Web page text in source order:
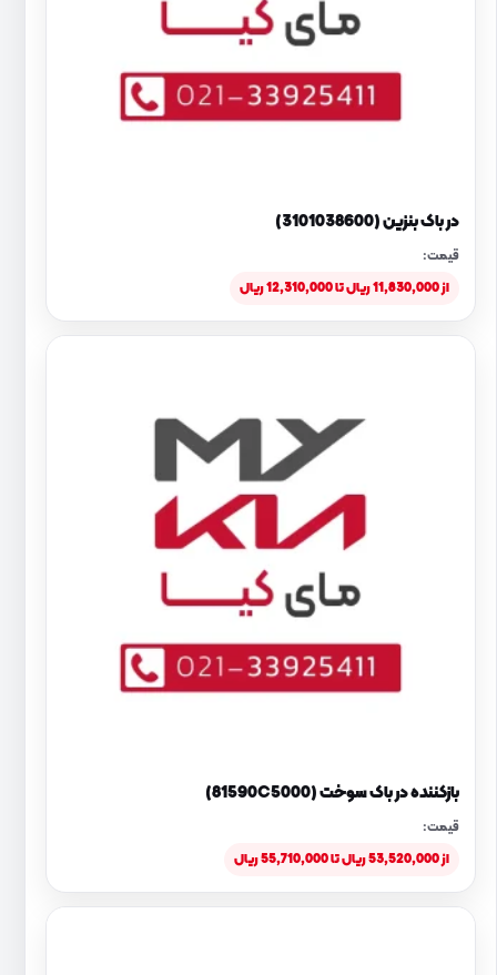
در باک بنزین (3101038600)
قیمت:
از 11,830,000 ریال تا 12,310,000 ریال
بازکننده در باک سوخت (81590C5000)
قیمت:
از 53,520,000 ریال تا 55,710,000 ریال